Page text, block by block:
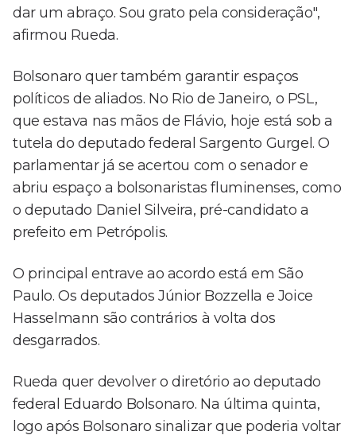
dar um abraço. Sou grato pela consideração",
afirmou Rueda.
Bolsonaro quer também garantir espaços
políticos de aliados. No Rio de Janeiro, o PSL,
que estava nas mãos de Flávio, hoje está sob a
tutela do deputado federal Sargento Gurgel. O
parlamentar já se acertou com o senador e
abriu espaço a bolsonaristas fluminenses, como
o deputado Daniel Silveira, pré-candidato a
prefeito em Petrópolis.
O principal entrave ao acordo está em São
Paulo. Os deputados Júnior Bozzella e Joice
Hasselmann são contrários à volta dos
desgarrados.
Rueda quer devolver o diretório ao deputado
federal Eduardo Bolsonaro. Na última quinta,
logo após Bolsonaro sinalizar que poderia voltar